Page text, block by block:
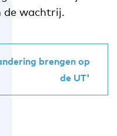
de wachtrij.
brengen op
de UT'